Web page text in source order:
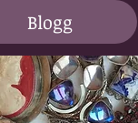
Blogg